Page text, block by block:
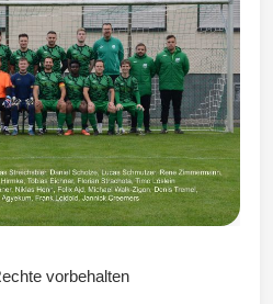
vorbehalten